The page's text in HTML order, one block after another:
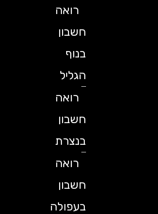
רואה
חשבון
הגליל
רואה
חשבון
בנצרת
רואה
חשבון
בעפולה